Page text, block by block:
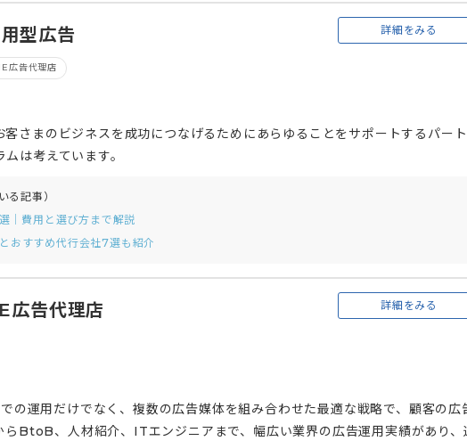
型広告
広告代理店
詳細をみる
さまのビジネスを成功につなげるためにあらゆることをサポートするパート
は考えています。
記事）
｜費用と選び方まで解説
おすすめ代行会社7選も紹介
広告代理店 詳細をみる
の運用だけでなく、複数の広告媒体を組み合わせた最適な戦略で、顧客の広
BtoB、人材紹介、ITエンジニアまで、幅広い業界の広告運用実績があり、